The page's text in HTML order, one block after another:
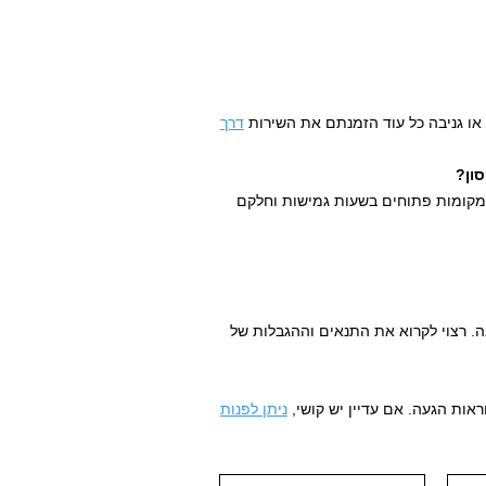
או גניבה כל עוד הזמנתם את השירותדרך
פתוחים בשעות גמישות וחלקם
רצוי לקרוא את התנאים וההגבלות של
הגעה. אם עדיין יש קושי,ניתן לפנות